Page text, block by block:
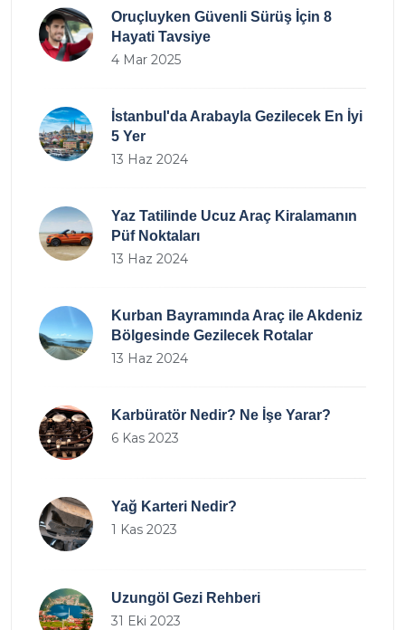
Oruçluyken Güvenli Sürüş İçin 8
Hayati Tavsiye
4 Mar 2025
İstanbul'da Arabayla Gezilecek En İyi
5 Yer
13 Haz 2024
Yaz Tatilinde Ucuz Araç Kiralamanın
Püf Noktaları
13 Haz 2024
Kurban Bayramında Araç ile Akdeniz
Bölgesinde Gezilecek Rotalar
13 Haz 2024
Karbüratör Nedir? Ne İşe Yarar?
6 Kas 2023
Yağ Karteri Nedir?
1 Kas 2023
Uzungöl Gezi Rehberi
31 Eki 2023